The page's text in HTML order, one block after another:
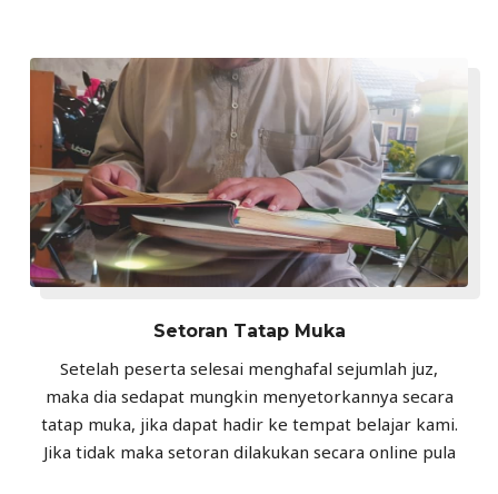
Setoran Tatap Muka
Setelah peserta selesai menghafal sejumlah juz,
maka dia sedapat mungkin menyetorkannya secara
tatap muka, jika dapat hadir ke tempat belajar kami.
Jika tidak maka setoran dilakukan secara online pula